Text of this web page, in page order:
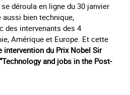
déroula en ligne du 30 janvier
aussi bien technique,
des intervenants des 4
Amérique et Europe. Et cette
intervention du Prix Nobel Sir
“Technology and jobs in the Post-